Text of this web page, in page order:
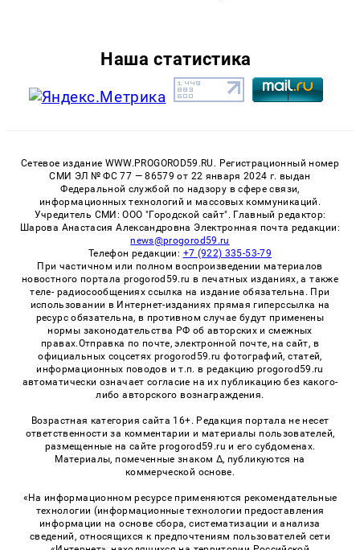
Наша статистика
Сетевое издание WWW.PROGOROD59.RU. Регистрационный номер
СМИ ЭЛ № ФС 77 — 86579 от 22 января 2024 г. выдан
Федеральной службой по надзору в сфере связи,
информационных технологий и массовых коммуникаций.
Учредитель СМИ: ООО "Городской сайт". Главный редактор:
Шарова Анастасия Александровна Электронная почта редакции:
news@progorod59.ru
Телефон редакции: +7 (922) 335-53-79
При частичном или полном воспроизведении материалов
новостного портала progorod59.ru в печатных изданиях, а также
теле- радиосообщениях ссылка на издание обязательна. При
использовании в Интернет-изданиях прямая гиперссылка на
ресурс обязательна, в противном случае будут применены
нормы законодательства РФ об авторских и смежных
правах.Отправка по почте, электронной почте, на сайт, в
официальных соцсетях progorod59.ru фотографий, статей,
информационных поводов и т.п. в редакцию progorod59.ru
автоматически означает согласие на их публикацию без какого-
либо авторского вознаграждения.
Возрастная категория сайта 16+. Редакция портала не несет
ответственности за комментарии и материалы пользователей,
размещенные на сайте progorod59.ru и его субдоменах.
Материалы, помеченные знаком Δ, публикуются на
коммерческой основе.
«На информационном ресурсе применяются рекомендательные
технологии (информационные технологии предоставления
информации на основе сбора, систематизации и анализа
сведений, относящихся к предпочтениям пользователей сети